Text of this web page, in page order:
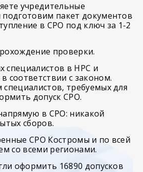
учредительные
пакет документов
в СРО под ключ за 1-2
проверки.
специалистов в НРС и
соответствии с законом.
требуемых для
допуск СРО.
в СРО: никакой
сборов.
СРО Костромы и по всей
со всеми регионами.
оформить 16890 допусков